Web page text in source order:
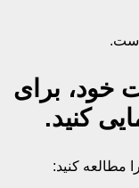
خود، برای
کنید.
مطالعه کنید: